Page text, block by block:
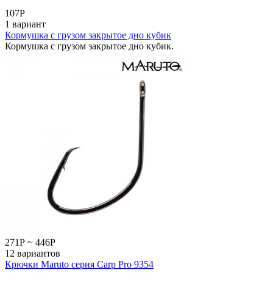
107Р
1 вариант
Кормушка с грузом закрытое дно кубик
Кормушка с грузом закрытое дно кубик.
271Р ~ 446Р
12 вариантов
Крючки Maruto серия Carp Pro 9354